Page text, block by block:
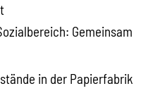
Gemeinsam
in der Papierfabrik